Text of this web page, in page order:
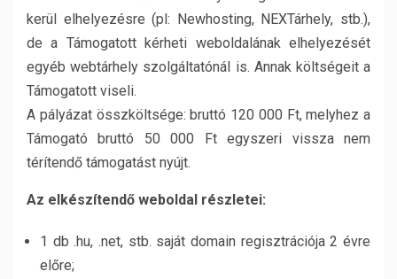
kerül elhelyezésre (pl: Newhosting, NEXTárhely, stb.),
de a Támogatott kérheti weboldalának elhelyezését
egyéb webtárhely szolgáltatónál is. Annak költségeit a
Támogatott viseli.
A pályázat összköltsége: bruttó 120 000 Ft, melyhez a
Támogató bruttó 50 000 Ft egyszeri vissza nem
térítendő támogatást nyújt.
Az elkészítendő weboldal részletei:
1 db .hu, .net, stb. saját domain regisztrációja 2 évre
előre;